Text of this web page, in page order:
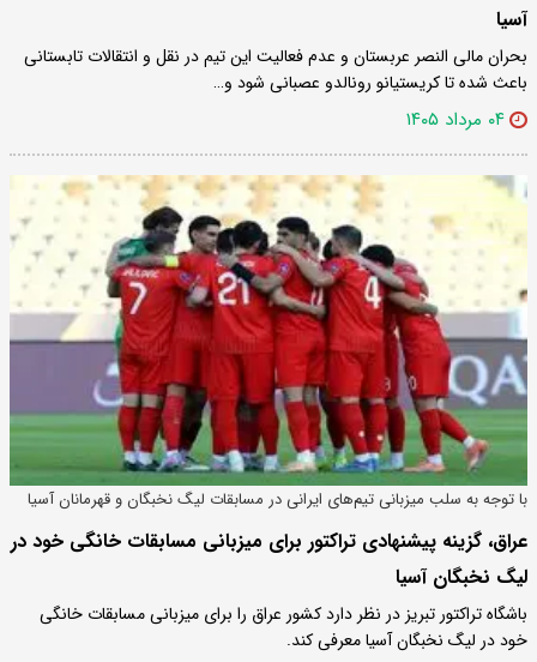
آسیا
بحران مالی النصر عربستان و عدم فعالیت این تیم در نقل و انتقالات تابستانی
باعث شده تا کریستیانو رونالدو عصبانی شود و…
۰۴ مرداد ۱۴۰۵
با توجه به سلب میزبانی تیم‌های ایرانی در مسابقات لیگ نخبگان و قهرمانان آسیا
صورت گرفت
عراق، گزینه پیشنهادی تراکتور برای میزبانی مسابقات خانگی خود در
لیگ نخبگان آسیا
باشگاه تراکتور تبریز در نظر دارد کشور عراق را برای میزبانی مسابقات خانگی
خود در لیگ نخبگان آسیا معرفی کند.